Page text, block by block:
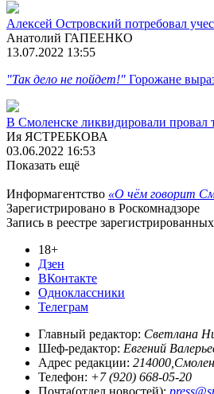
Алексей Островский потребовал
Анатолий ГАПЕЕНКО
13.07.2022 13:55
"Так дело не пойдет!" Горожане
В Смоленске ликвидировали провал
Ия ЯСТРЕБКОВА
03.06.2022 16:53
Показать ещё
Информагентство «О чём говорит
Зарегистрировано в Роскомнадзоре
Запись в реестре
18+
Дзен
ВКонтакте
Одноклассники
Телеграм
Главный редактор: Светлана
Шеф-редактор: Евгений
Адрес редакции:
Телефон: +7 (920) 668-05-20
Почта(отдел новостей):